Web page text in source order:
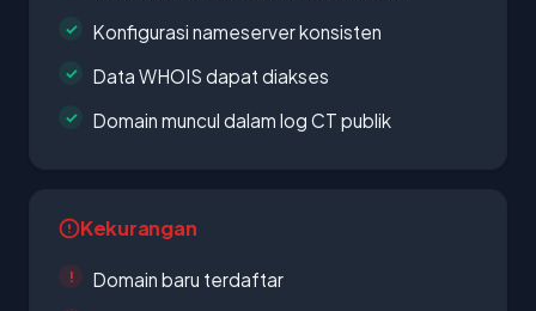
Konfigurasi nameserver konsisten
Data WHOIS dapat diakses
Domain muncul dalam log CT publik
Kekurangan
Domain baru terdaftar